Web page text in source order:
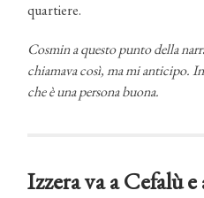
quartiere.
Cosmin a questo punto della
chiamava così, ma mi anticipo.
che è una persona buona.
Izzera va a Cefalù